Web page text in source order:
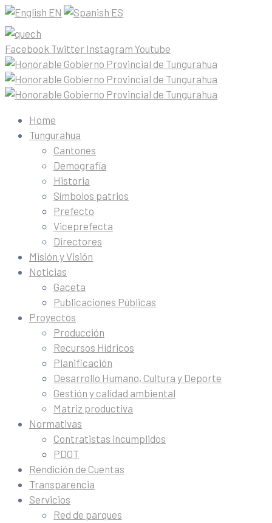
EN ES
Facebook Twitter Instagram Youtube
Home
Tungurahua
Cantones
Demografía
Historia
Símbolos patrios
Prefecto
Viceprefecta
Directores
Misión y Visión
Noticias
Gaceta
Publicaciones Públicas
Proyectos
Producción
Recursos Hídricos
Planificación
Desarrollo Humano, Cultura y Deporte
Gestión y calidad ambiental
Matriz productiva
Normativas
Contratistas incumplidos
PDOT
Rendición de Cuentas
Transparencia
Servicios
Red de parques